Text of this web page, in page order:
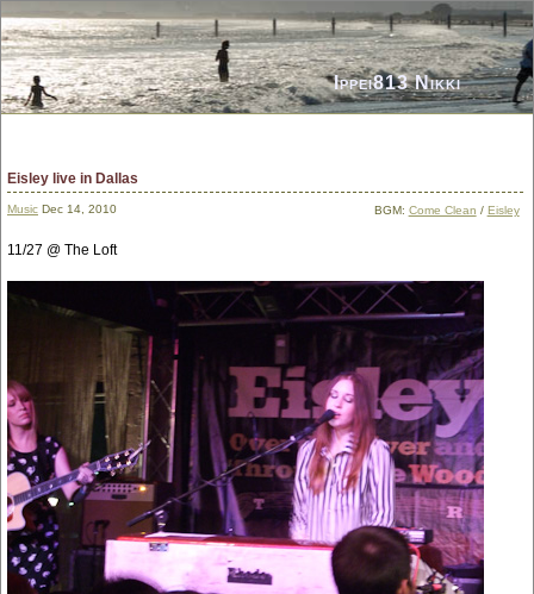
Ippei813 Nikki
Eisley live in Dallas
Music Dec 14, 2010 BGM: Come Clean / Eisley
11/27 @ The Loft